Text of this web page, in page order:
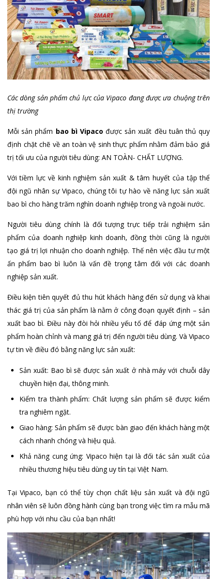
Các dòng sản phẩm chủ lực của Vipaco đang được ưa chuộng trên
thị trường
Mỗi sản phẩm bao bì Vipaco được sản xuất đều tuân thủ quy
định chặt chẽ về an toàn vệ sinh thực phẩm nhằm đảm bảo giá
trị tối ưu của người tiêu dùng: AN TOÀN- CHẤT LƯỢNG.
Với tiềm lực về kinh nghiệm sản xuất & tâm huyết của tập thể
đội ngũ nhân sự Vipaco, chúng tôi tự hào về năng lực sản xuất
bao bì cho hàng trăm nghìn doanh nghiệp trong và ngoài nước.
Người tiêu dùng chính là đối tượng trực tiếp trải nghiệm sản
phẩm của doanh nghiệp kinh doanh, đồng thời cũng là người
tạo giá trị lợi nhuận cho doanh nghiệp. Thế nên việc đầu tư một
ấn phẩm bao bì luôn là vấn đề trọng tâm đối với các doanh
nghiệp sản xuất.
Điều kiện tiên quyết đủ thu hút khách hàng đến sử dụng và khai
thác giá trị của sản phẩm là nằm ở công đoạn quyết định – sản
xuất bao bì. Điều này đòi hỏi nhiều yếu tố để đáp ứng một sản
phẩm hoàn chỉnh và mang giá trị đến người tiêu dùng. Và Vipaco
tự tin về điều đó bằng năng lực sản xuất:
Sản xuất: Bao bì sẽ được sản xuất ở nhà máy với chuỗi dây
chuyền hiện đại, thông minh.
Kiểm tra thành phẩm: Chất lượng sản phẩm sẽ được kiểm
tra nghiêm ngặt.
Giao hàng: Sản phẩm sẽ được bàn giao đến khách hàng một
cách nhanh chóng và hiệu quả.
Khả năng cung ứng: Vipaco hiện tại là đối tác sản xuất của
nhiều thương hiệu tiêu dùng uy tín tại Việt Nam.
Tại Vipaco, bạn có thể tùy chọn chất liệu sản xuất và đội ngũ
nhân viên sẽ luôn đồng hành cùng bạn trong việc tìm ra mẫu mã
phù hợp với nhu cầu của bạn nhất!